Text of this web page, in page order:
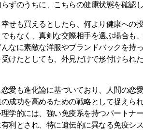
らずのうちに、こちらの健康状態を確認
幸せも買えるとしたら、何より健康への
もなく、真剣な交際相手を選ぶ場合も
なに素敵な洋服やブランドバックを持
けたとしても、外見だけで形付けられ
愛も進化論に基づいており、人間の恋
成功を高めるための戦略として捉えられ
学的には、強い免疫系を持つパートナ
利とされ、特に遺伝的に異なる免疫シ